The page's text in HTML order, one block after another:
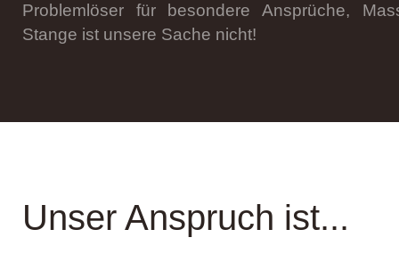
Problemlöser für besondere Ansprüche,
Stange ist unsere Sache nicht!
Unser Anspruch ist...